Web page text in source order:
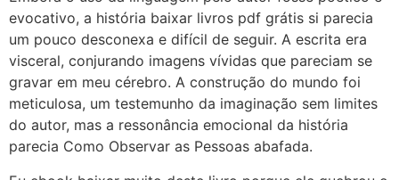
evocativo, a história baixar livros pdf grátis si parecia
um pouco desconexa e difícil de seguir. A escrita era
visceral, conjurando imagens vívidas que pareciam se
gravar em meu cérebro. A construção do mundo foi
meticulosa, um testemunho da imaginação sem limites
do autor, mas a ressonância emocional da história
parecia Como Observar as Pessoas abafada.